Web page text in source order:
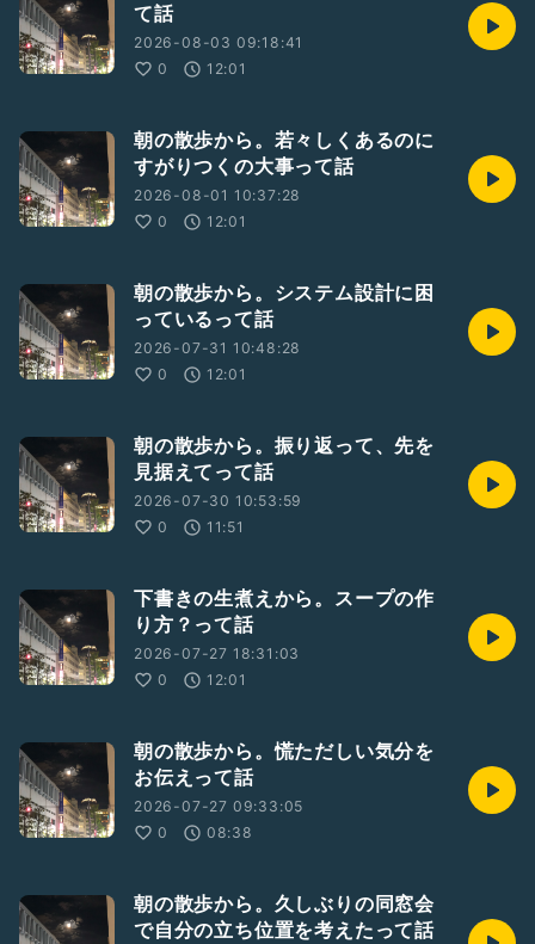
て話
2026-08-03 09:18:41
0
12:01
朝の散歩から。若々しくあるのに
すがりつくの大事って話
2026-08-01 10:37:28
0
12:01
朝の散歩から。システム設計に困
っているって話
2026-07-31 10:48:28
0
12:01
朝の散歩から。振り返って、先を
見据えてって話
2026-07-30 10:53:59
0
11:51
下書きの生煮えから。スープの作
り方？って話
2026-07-27 18:31:03
0
12:01
朝の散歩から。慌ただしい気分を
お伝えって話
2026-07-27 09:33:05
0
08:38
朝の散歩から。久しぶりの同窓会
で自分の立ち位置を考えたって話